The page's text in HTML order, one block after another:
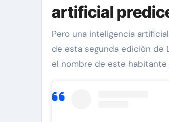
artificial
Pero una inteligencia
de esta segunda edición de
el nombre de este habitante
Revelamos la
del divorcio de
y Nick
Exclusivas
Jay-Z